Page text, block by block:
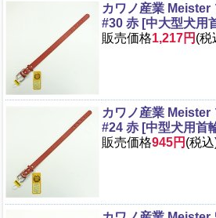
カワノ産業 Meister
#30 赤 [中大型犬用
販売価格1,217円 (税
カワノ産業 Meister
#24 赤 [中型犬用首
販売価格945円 (税